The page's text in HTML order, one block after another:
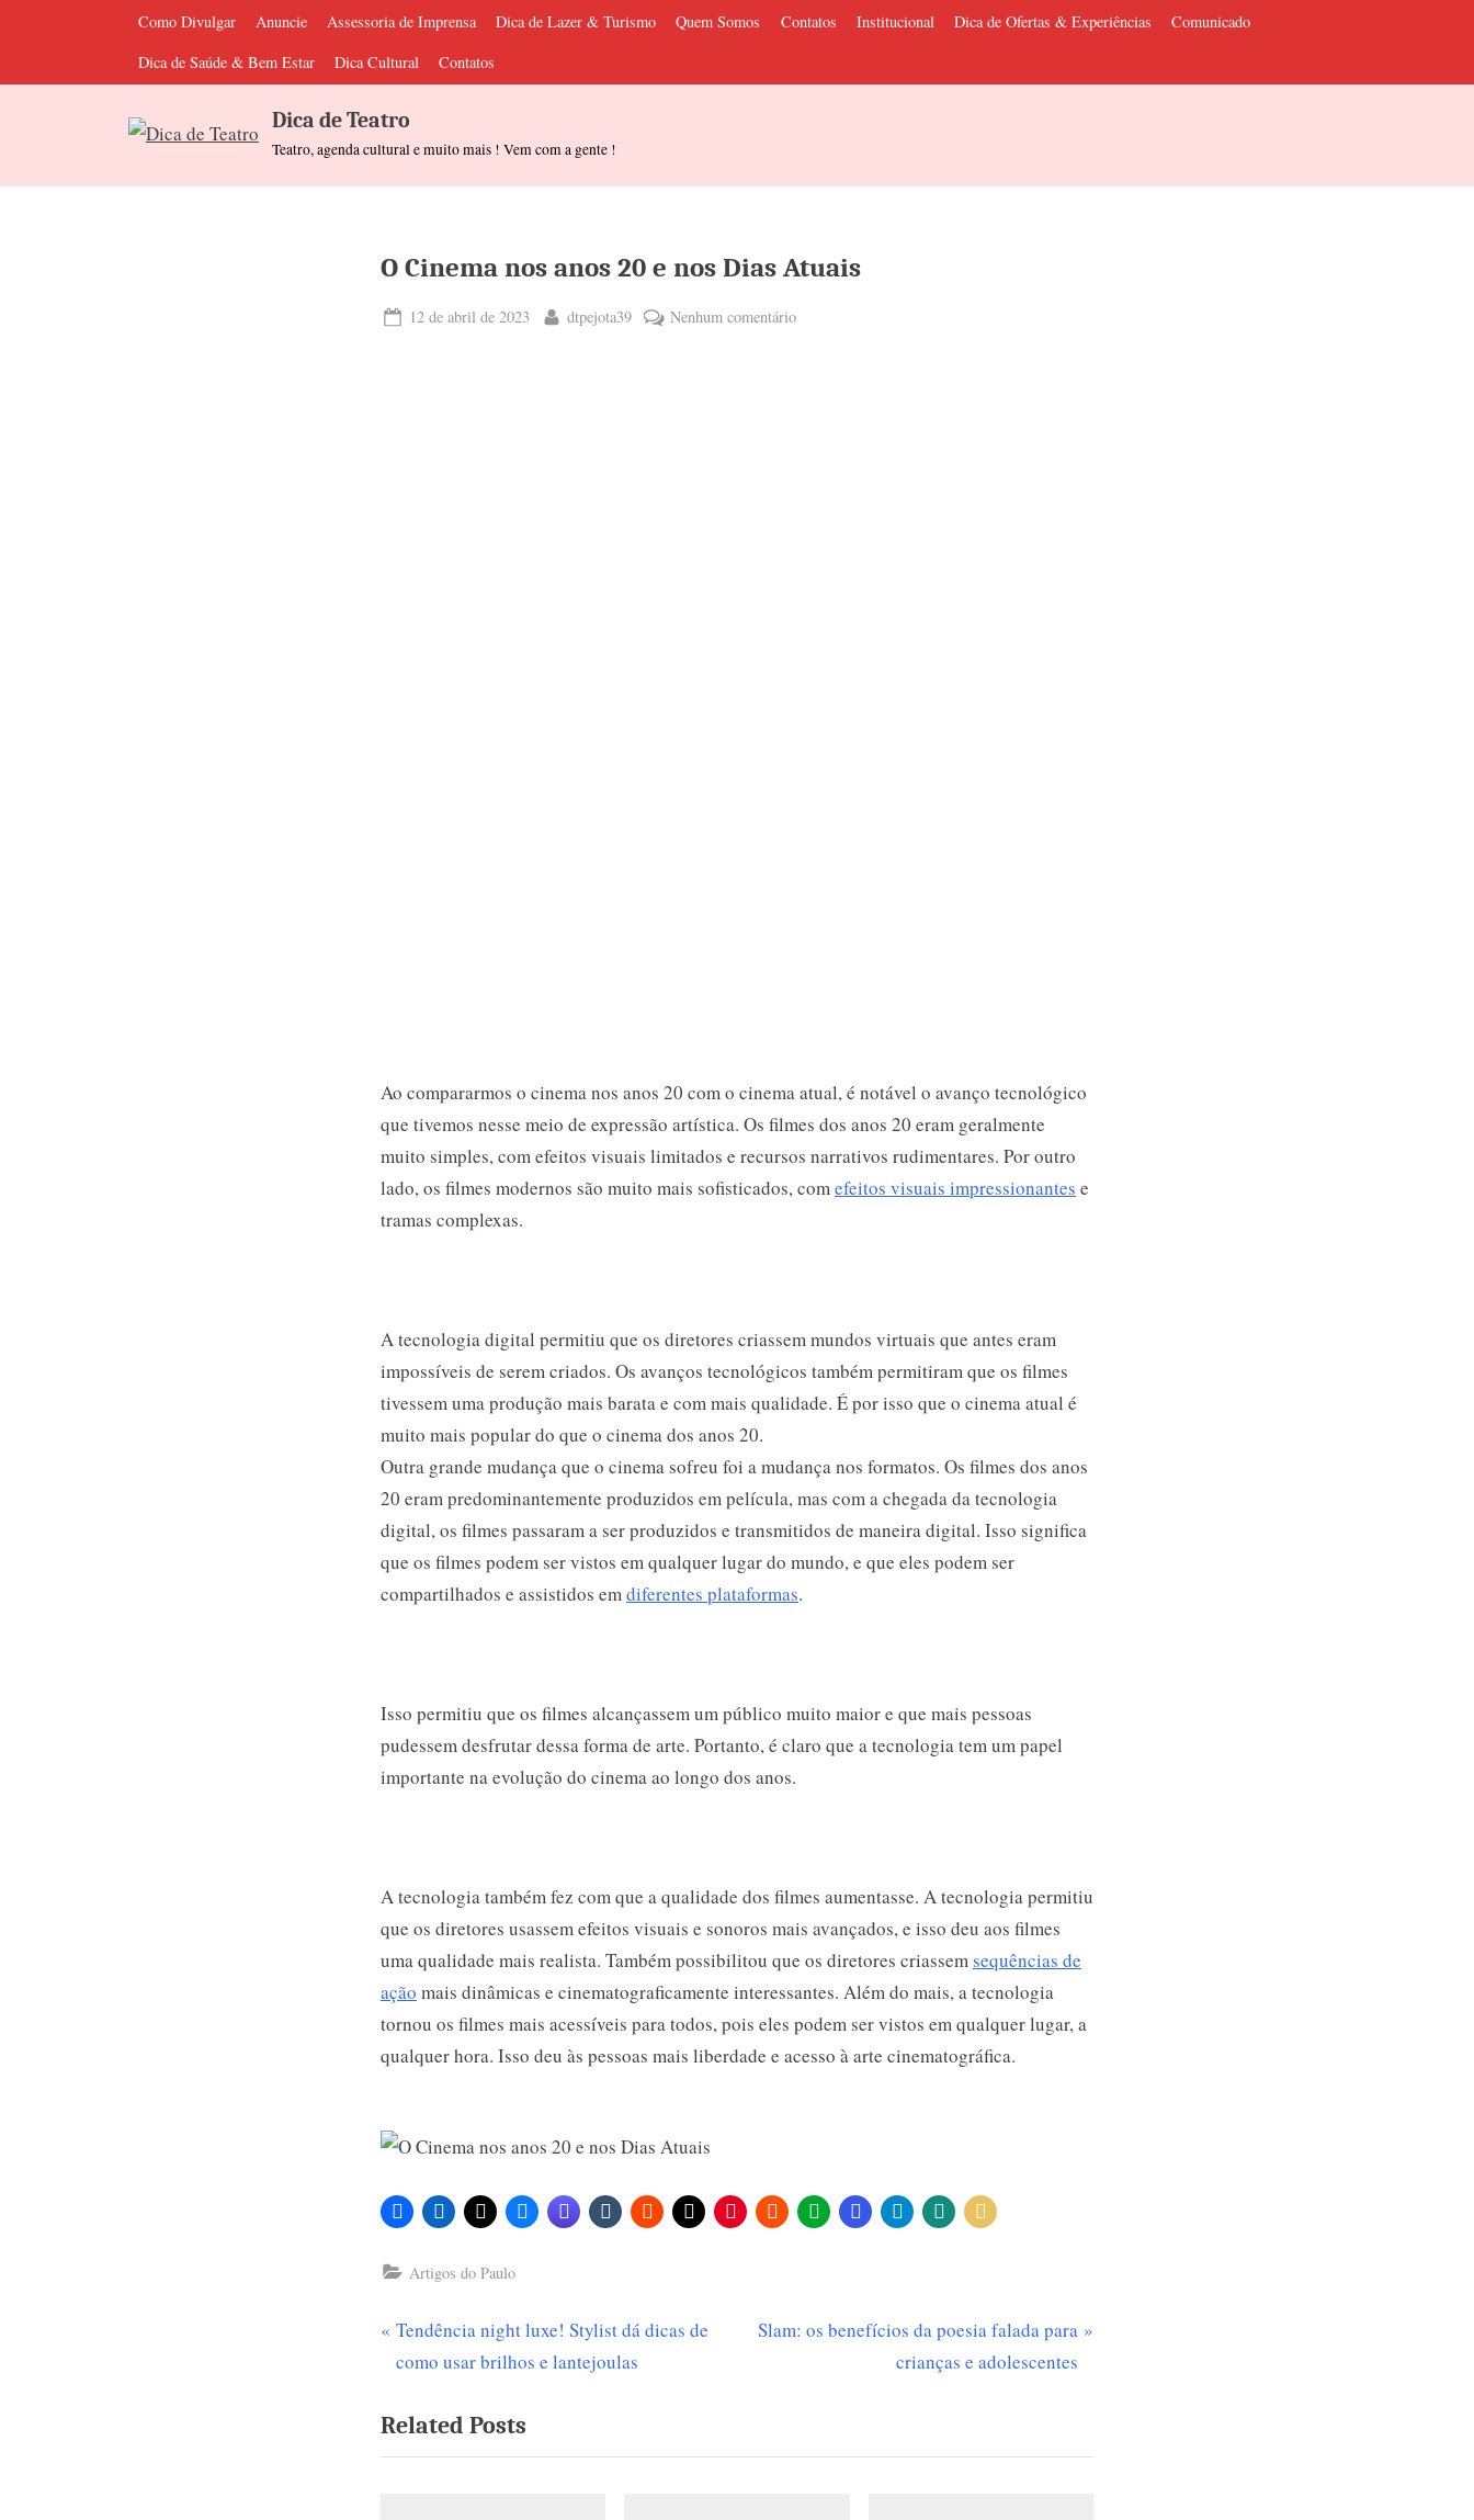
content
Como Divulgar Anuncie Assessoria de Imprensa Dica de Lazer & Turismo Quem Somos Contatos Institucional Dica de Ofertas & Experiências
Comunicado
Dica de Saúde & Bem Estar
Dica Cultural Contatos
Dica de Teatro
Teatro, agenda cultural e muito mais ! Vem com a gente !
O Cinema nos anos 20 e nos Dias Atuais
Posted
12 de abril de 2023 By
dtpejota39 Nenhum comentárioem
Ao compararmos o cinema nos anos 20 com o cinema atual, é notável o avanço tecnológico
que tivemos nesse meio de expressão artística. Os filmes dos anos 20 eram geralmente
muito simples, com efeitos visuais limitados e recursos narrativos rudimentares. Por outro
lado, os filmes modernos são muito mais sofisticados, comefeitos visuais impressionantes e
tramas complexas.
A tecnologia digital permitiu que os diretores criassem mundos virtuais que antes eram
impossíveis de serem criados. Os avanços tecnológicos também permitiram que os filmes
tivessem uma produção mais barata e com mais qualidade. É por isso que o cinema atual é
muito mais popular do que o cinema dos anos 20.
Outra grande mudança que o cinema sofreu foi a mudança nos formatos. Os filmes dos anos
20 eram predominantemente produzidos em película, mas com a chegada da tecnologia
digital, os filmes passaram a ser produzidos e transmitidos de maneira digital. Isso significa
que os filmes podem ser vistos em qualquer lugar do mundo, e que eles podem ser
compartilhados e assistidos emdiferentes plataformas.
Isso permitiu que os filmes alcançassem um público muito maior e que mais pessoas
pudessem desfrutar dessa forma de arte. Portanto, é claro que a tecnologia tem um papel
importante na evolução do cinema ao longo dos anos.
A tecnologia também fez com que a qualidade dos filmes aumentasse. A tecnologia permitiu
que os diretores usassem efeitos visuais e sonoros mais avançados, e isso deu aos filmes
uma qualidade mais realista. Também possibilitou que os diretores criassemsequências de
ação mais dinâmicas e cinematograficamente interessantes. Além do mais, a tecnologia
tornou os filmes mais acessíveis para todos, pois eles podem ser vistos em qualquer lugar, a
qualquer hora. Isso deu às pessoas mais liberdade e acesso à arte cinematográfica.
Artigos do Paulo
Navegação
Post
P
r
v
i
Tendência night luxe! Stylist dá dicas de
como usar brilhos e lantejoulas
N
P
Slam: os benefícios da poesia falada para
crianças e adolescentes
Related Posts